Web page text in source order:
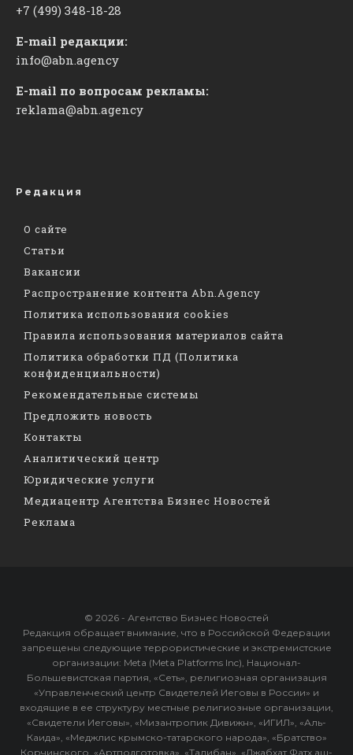
+7 (499) 348-18-28
E-mail редакции:
info@abn.agency
E-mail по вопросам рекламы:
reklama@abn.agency
Редакция
О сайте
Статьи
Вакансии
Распространение контента Abn.Agency
Политика использования cookies
Правила использования материалов сайта
Политика обработки ПД (Политика
конфиденциальности)
Рекомендательные системы
Предложить новость
Контакты
Аналитический центр
Юридические услуги
Медиацентр Агентства Бизнес Новостей
Реклама
© 2026 - Агентство Бизнес Новостей
Редакция обращает внимание, что в Российской Федерации
запрещены следующие террористические и экстремистские
организации: Meta (Meta Platforms Inc), Национал-
Большевистская партия, «Сеть», религиозная организация
«Управленческий центр Свидетелей Иеговы в России» и
входящие в ее структуру местные религиозные организации,
«Свидетели Иеговы», «Мизантропик Дивижн», «ИГИЛ», «Аль-
Каида», «Меджлис крымско-татарского народа», «Братство»
Корчинского, «Артподготовка», «Талибан», «Джабхат Фатх аш-